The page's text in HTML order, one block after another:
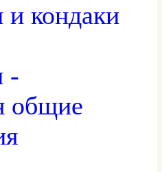
и кондаки
-
общие